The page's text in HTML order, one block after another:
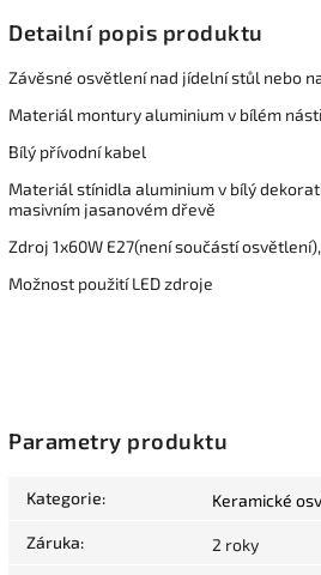
Detailní popis produktu
Závěsné osvětlení nad jídelní stůl nebo
Materiál montury aluminium v bílém
Bílý přívodní kabel
Materiál stínidla aluminium v bílý
masivním jasanovém dřevě
Zdroj 1x60W E27(není součástí
Možnost použití LED zdroje
Parametry produktu
Kategorie: Keramické
Záruka: 2 roky